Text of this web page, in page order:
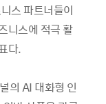
스 파트너들이
니스에 적극 활
다.
의 AI 대화형 인